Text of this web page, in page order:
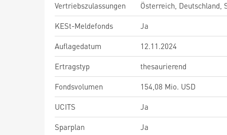
Vertriebszulassungen
Österreich, Deutschland,
KESt-Meldefonds
Ja
Auflagedatum
12.11.2024
Ertragstyp
thesaurierend
Fondsvolumen
154,08 Mio. USD
UCITS
Ja
Sparplan
Ja